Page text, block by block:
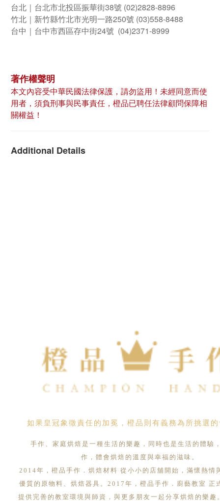
台北｜台北市北投區振華街38號 (02)2828-8896
竹北｜新竹縣竹北市光明一路250號 (03)558-8488
台中｜台中市西區存中街24號 (04)2371-8999
著作權聲明
本文內容受中華民國法律保護，請勿盜用！未經同意而使
用者，須負刑事與民事責任，橙品已聘任法律顧問保障相
關權益！
Additional Details
如果皇冠象徵責任的加冕，橙品則有義務為所挑選
手作、家庭烘焙是一種生活的樂趣，同時也是生活的體驗
作，體會烘焙的溫度與幸福的滋味。
2014年，橙品手作．烘焙材料 從小小的店舖開始，滿懷熱情
優質的原物料、烘焙器具。2017年，橙品手作．廚藝教室 正
提供完善的教室環境與師資，與更多朋友一起分享烘焙的樂趣